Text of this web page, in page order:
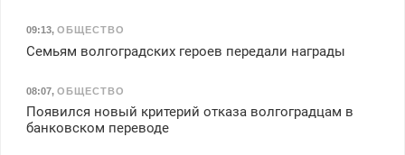
09:13, ОБЩЕСТВО
Семьям волгоградских героев передали награды
08:07, ОБЩЕСТВО
Появился новый критерий отказа волгоградцам в
банковском переводе